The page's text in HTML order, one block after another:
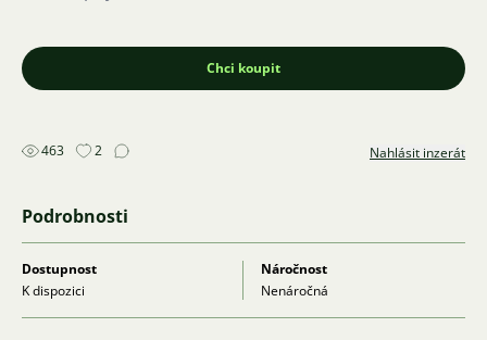
Chci koupit
463 2 Nahlásit inzerát
Podrobnosti
Dostupnost
K dispozici
Náročnost
Nenáročná